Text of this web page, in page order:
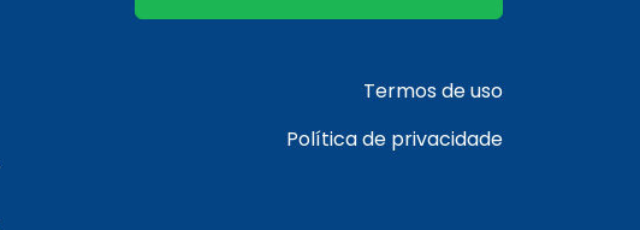
Termos de uso
Política de privacidade